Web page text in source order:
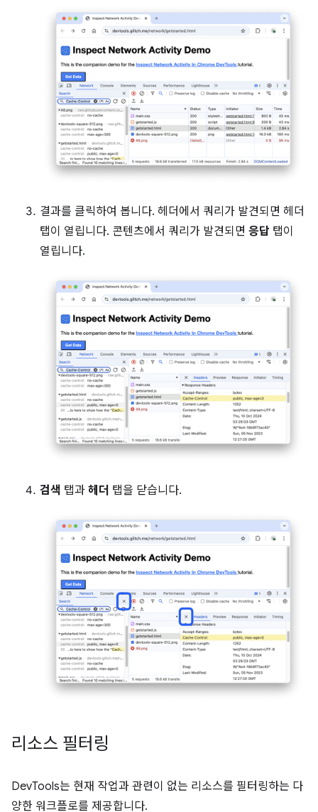
결과를 클릭하여 봅니다. 헤더에서 쿼리가 발견되면 헤더
탭이 열립니다. 콘텐츠에서 쿼리가 발견되면 응답 탭이
열립니다.
검색 탭과 헤더 탭을 닫습니다.
리소스 필터링
DevTools는 현재 작업과 관련이 없는 리소스를 필터링하는 다
양한 워크플로를 제공합니다.